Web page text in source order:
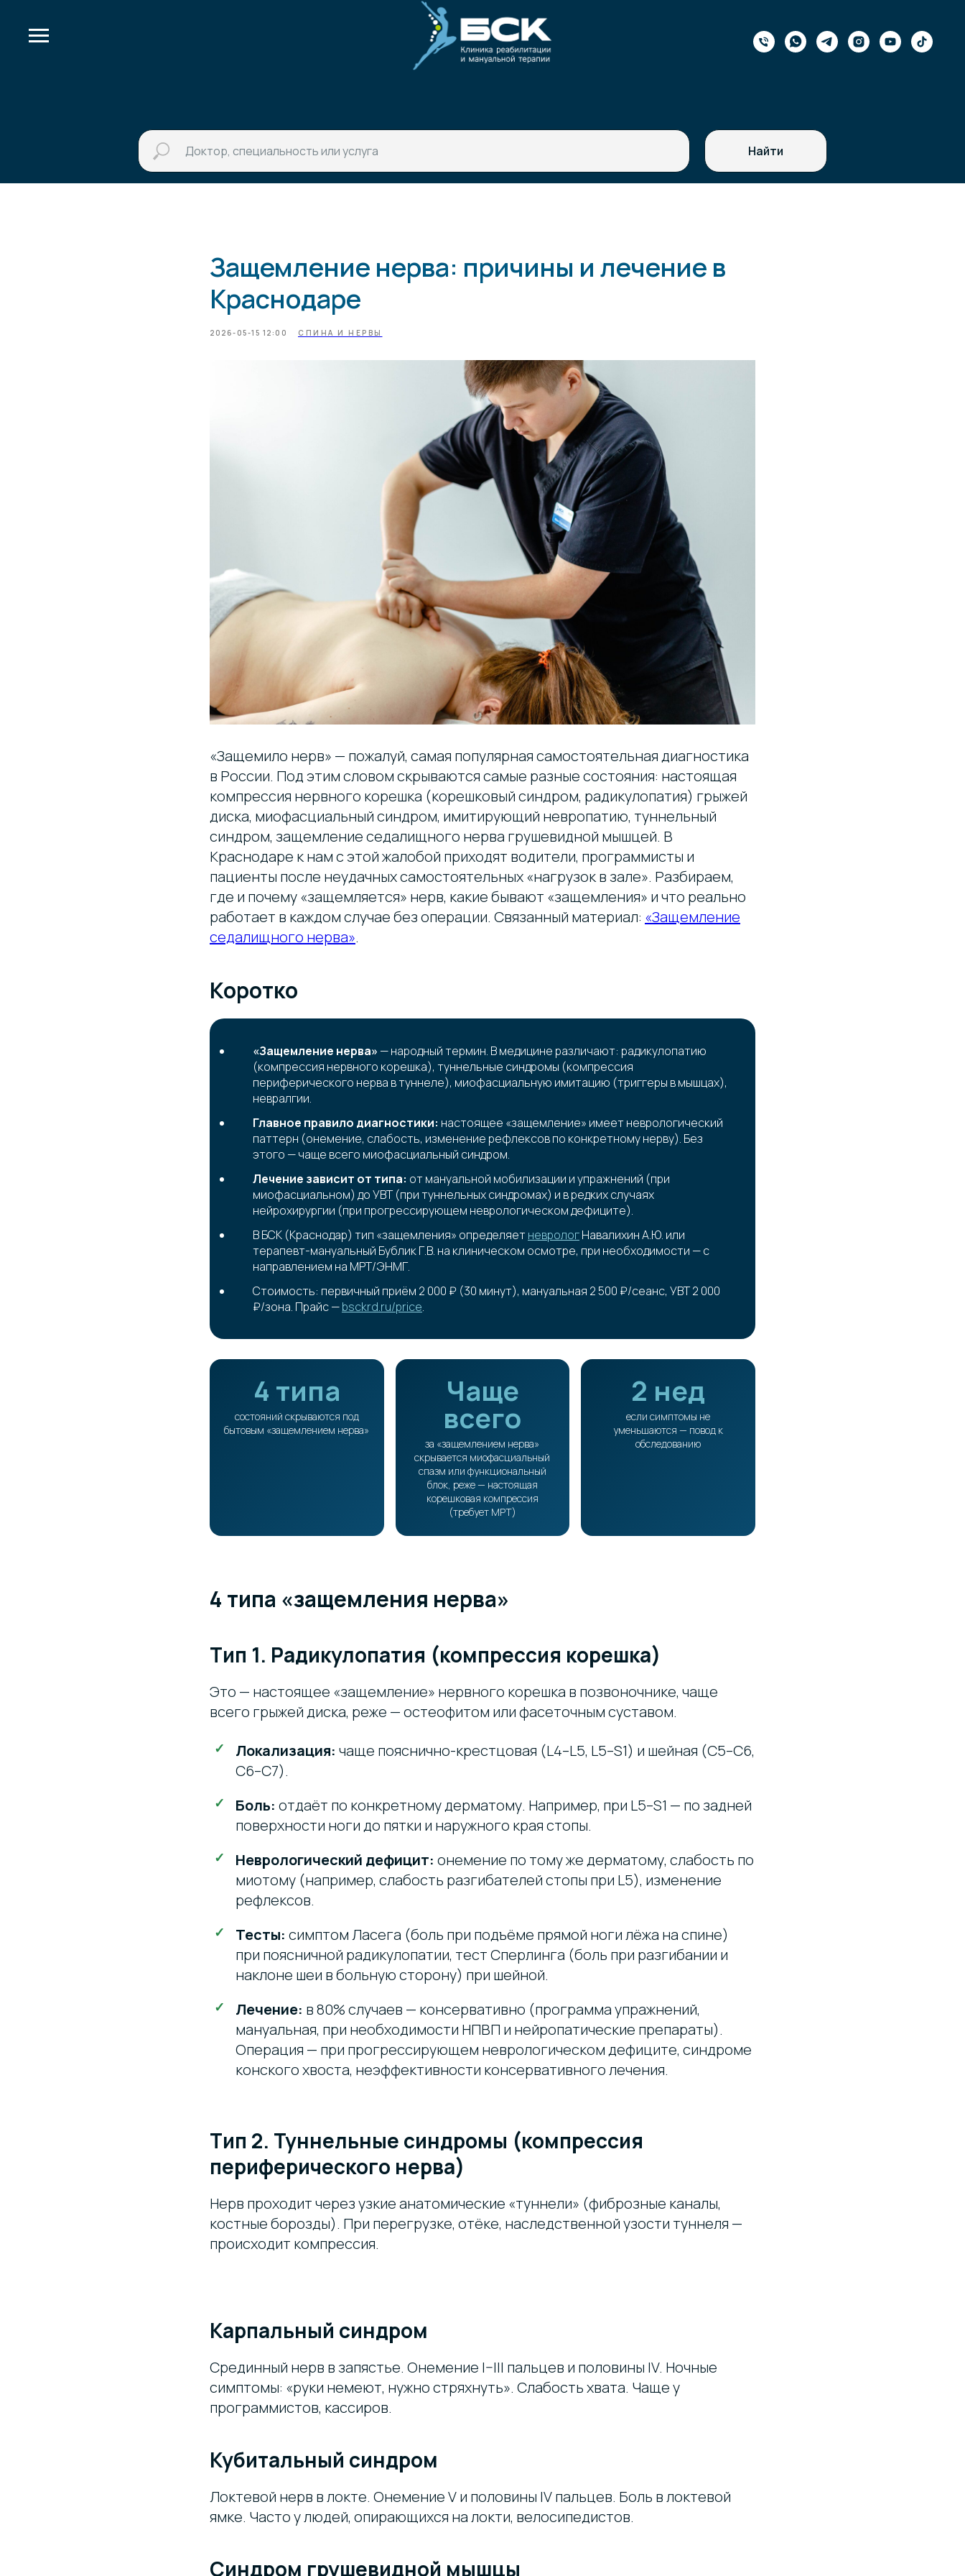
Найти
Защемление нерва: причины и лечение в
Краснодаре
2026-05-15 12:00 СПИНА И НЕРВЫ
«Защемило нерв» — пожалуй, самая популярная самостоятельная диагностика
в России. Под этим словом скрываются самые разные состояния: настоящая
компрессия нервного корешка (корешковый синдром, радикулопатия) грыжей
диска, миофасциальный синдром, имитирующий невропатию, туннельный
синдром, защемление седалищного нерва грушевидной мышцей. В
Краснодаре к нам с этой жалобой приходят водители, программисты и
пациенты после неудачных самостоятельных «нагрузок в зале». Разбираем,
где и почему «защемляется» нерв, какие бывают «защемления» и что реально
работает в каждом случае без операции. Связанный материал: «Защемление
седалищного нерва».
Коротко
«Защемление нерва» — народный термин. В медицине различают: радикулопатию
(компрессия нервного корешка), туннельные синдромы (компрессия
периферического нерва в туннеле), миофасциальную имитацию (триггеры в мышцах),
невралгии.
Главное правило диагностики: настоящее «защемление» имеет неврологический
паттерн (онемение, слабость, изменение рефлексов по конкретному нерву). Без
этого — чаще всего миофасциальный синдром.
Лечение зависит от типа: от мануальной мобилизации и упражнений (при
миофасциальном) до УВТ (при туннельных синдромах) и в редких случаях
нейрохирургии (при прогрессирующем неврологическом дефиците).
В БСК (Краснодар) тип «защемления» определяетневрологНавалихин А.Ю. или
терапевт-мануальный Бублик Г.В. на клиническом осмотре, при необходимости — с
направлением на МРТ/ЭНМГ.
Стоимость: первичный приём 2 000 ₽ (30 минут), мануальная 2 500 ₽/сеанс, УВТ 2 000
₽/зона. Прайс —bsckrd.ru/price.
4 типа
состояний скрываются под
бытовым «защемлением нерва»
Чаще
всего
за «защемлением нерва»
скрывается миофасциальный
спазм или функциональный
блок, реже — настоящая
корешковая компрессия
(требует МРТ)
2 нед
если симптомы не
уменьшаются — повод к
обследованию
4 типа «защемления нерва»
Тип 1. Радикулопатия (компрессия корешка)
Это — настоящее «защемление» нервного корешка в позвоночнике, чаще
всего грыжей диска, реже — остеофитом или фасеточным суставом.
Локализация: чаще пояснично-крестцовая (L4–L5, L5–S1) и шейная (C5–C6,
C6–C7).
Боль: отдаёт по конкретному дерматому. Например, при L5–S1 — по задней
поверхности ноги до пятки и наружного края стопы.
Неврологический дефицит: онемение по тому же дерматому, слабость по
миотому (например, слабость разгибателей стопы при L5), изменение
рефлексов.
Тесты: симптом Ласега (боль при подъёме прямой ноги лёжа на спине)
при поясничной радикулопатии, тест Сперлинга (боль при разгибании и
наклоне шеи в больную сторону) при шейной.
Лечение: в 80% случаев — консервативно (программа упражнений,
мануальная, при необходимости НПВП и нейропатические препараты).
Операция — при прогрессирующем неврологическом дефиците, синдроме
конского хвоста, неэффективности консервативного лечения.
Тип 2. Туннельные синдромы (компрессия
периферического нерва)
Нерв проходит через узкие анатомические «туннели» (фиброзные каналы,
костные борозды). При перегрузке, отёке, наследственной узости туннеля —
происходит компрессия.
Карпальный синдром
Срединный нерв в запястье. Онемение I–III пальцев и половины IV. Ночные
симптомы: «руки немеют, нужно стряхнуть». Слабость хвата. Чаще у
программистов, кассиров.
Кубитальный синдром
Локтевой нерв в локте. Онемение V и половины IV пальцев. Боль в локтевой
ямке. Часто у людей, опирающихся на локти, велосипедистов.
Синдром грушевидной мышцы